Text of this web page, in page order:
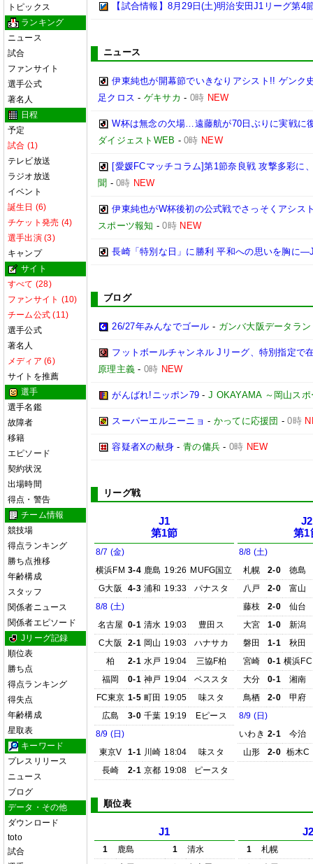
トピックス
ランキング
ニュース
試合
ファンサイト
選手公式
著名人
日程
予定
試合 (1)
テレビ放送
ラジオ放送
イベント
誕生日 (6)
チケット発売 (4)
選手出演 (3)
キャンプ
サイト
すべて (28)
ファンサイト (10)
チーム公式 (11)
選手公式
著名人
メディア (6)
サイトを推薦
選手
選手名鑑
故障者
移籍
エピソード
契約状況
出場時間
得点・警告
チーム情報
競技場
得点ランキング
勝ち点推移
年齢構成
スタッフ
関係者ニュース
関係者エピソード
Jリーグ記録
順位表
勝ち点
得点ランキング
得失点
年齢構成
星取表
キーワード
プレスリリース
ニュース
ブログ
データ・その他
ダウンロード
toto
試合
【試合情報】8月29日(土)明治安田J1リーグ第4
ニュース
伊東純也が開幕節でいきなりアシスト!! ゲンク
足クロス - ゲキサカ - 0時 NEW
W杯は無念の欠場…遠藤航が70日ぶりに実戦に
ダイジェストWEB -0時 NEW
[愛媛FCマッチコラム]第1節奈良戦 攻撃多彩に
聞 -0時 NEW
伊東純也がW杯後初の公式戦でさっそくアシス
スポーツ報知 -0時 NEW
長崎「特別な日」に勝利 平和への思いを胸に
ブログ
26/27年みんなでゴール - ガンバ大阪データラ
フットボールチャンネル Jリーグ、特別指定で
原理主義 - 0時 NEW
がんばれ!ニッポン79 -J OKAYAMA ～岡山ス
スーパーエルニーニョ - かってに応援団 -0時
容疑者Xの献身 - 青の傭兵 - 0時 NEW
リーグ戦
J1
第1節
8/7 (金)
横浜FM 3-4 鹿島 19:26 MUFG国立
G大阪
4-3 浦和 19:33
パナスタ
8/8 (土)
名古屋 0-1 清水 19:03
豊田ス
C大阪
2-1 岡山 19:03
ハナサカ
柏
2-1 水戸 19:04
三協F柏
福岡
0-1 神戸 19:04
ベススタ
FC東京 1-5 町田 19:05
味スタ
広島
3-0 千葉 19:19
Eピース
8/9 (日)
東京V
1-1 川崎 18:04
味スタ
長崎
2-1 京都 19:08 ピースタ
J2
第1
8/8 (土)
札幌
2-0
徳島
八戸
2-0
富山
藤枝
2-0
仙台
大宮
1-0
新潟
磐田
1-1
秋田
宮崎
0-1 横浜FC
大分
0-1
湘南
鳥栖
2-0
甲府
8/9 (日)
いわき 2-1
今治
山形
2-0 栃木C
順位表
J1
1 鹿島 1
清水
1
札幌